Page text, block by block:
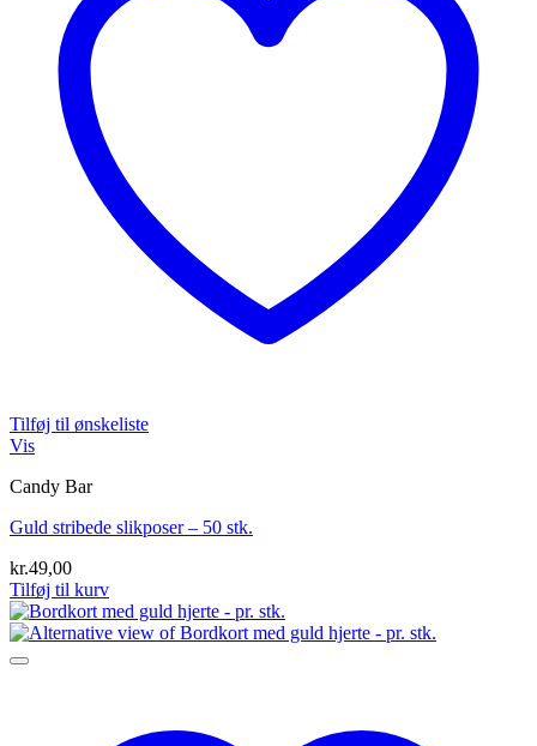
Tilføj til ønskeliste
Vis
Candy Bar
Guld stribede slikposer – 50 stk.
kr.49,00
Tilføj til kurv